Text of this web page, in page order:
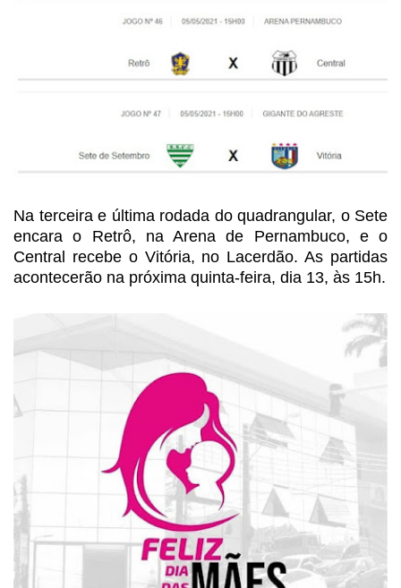
Na terceirae última rodada do quadrangular, o Sete
encara o Retrô, na Arena de Pernambuco, e o
Central recebe o Vitória, no Lacerdão. As partidas
acontecerão na próxima quinta-feira, dia 13, às 15h.